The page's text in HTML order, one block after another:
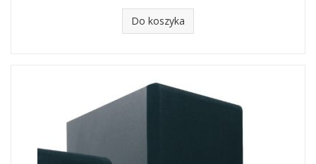
Do koszyka